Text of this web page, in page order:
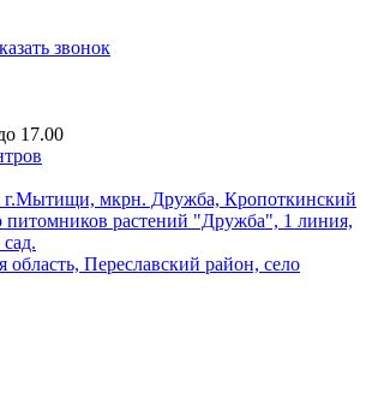
звонок
17.00
г.Мытищи, мкрн. Дружба, Кропоткинский
питомников растений "Дружба", 1 линия,
область, Переславский район, село